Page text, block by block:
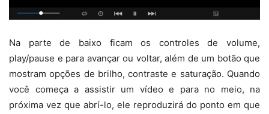
Na parte de baixo ficam os controles de volume,
play/pause e para avançar ou voltar, além de um botão que
mostram opções de brilho, contraste e saturação. Quando
você começa a assistir um vídeo e para no meio, na
próxima vez que abrí-lo, ele reproduzirá do ponto em que